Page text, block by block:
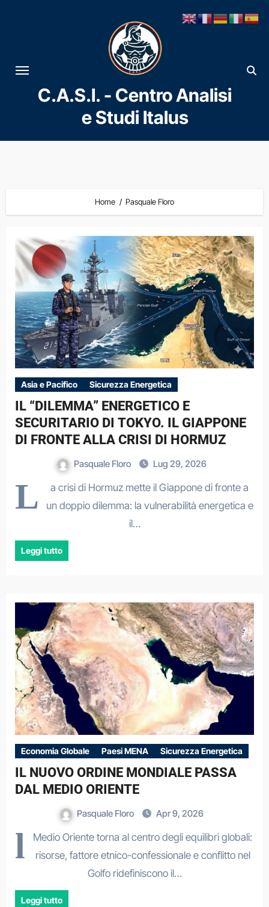
al
contenuto
C.A.S.I. - Centro Analisi
e Studi Italus
Home Pasquale Floro
Asia e Pacifico Sicurezza Energetica
IL “DILEMMA” ENERGETICO E
SECURITARIO DI TOKYO. IL GIAPPONE
DI FRONTE ALLA CRISI DI HORMUZ
Pasquale Floro Lug 29, 2026
L
a crisi di Hormuz mette il Giappone di fronte a
un doppio dilemma: la vulnerabilità energetica e
il…
Leggi tutto
Economia Globale Paesi MENA Sicurezza Energetica
IL NUOVO ORDINE MONDIALE PASSA
DAL MEDIO ORIENTE
Pasquale Floro Apr 9, 2026
l
Medio Oriente torna al centro degli equilibri globali:
risorse, fattore etnico-confessionale e conflitto nel
Golfo ridefiniscono il…
Leggi tutto